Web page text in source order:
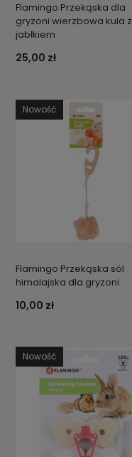
Flamingo Przekąska dla
gryzoni wierzbowa kula z
jabłkiem
25,00 zł
Flamingo Przekąska sól
himalajska dla gryzoni
10,00 zł
Nowość
Nowość